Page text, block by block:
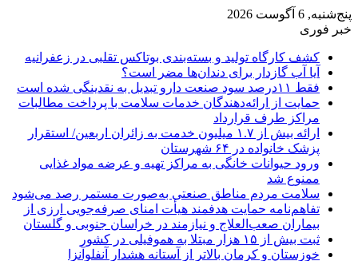
پنج‌شنبه, 6 آگوست 2026
خبر فوری
کشف کارگاه تولید و بسته‌بندی بوتاکس تقلبی در زعفرانیه
آیا آب گازدار برای دندان‌ها مضر است؟
فقط ۱۱‌درصد سود صنعت دارو تبدیل به نقدینگی شده است
حمایت از ارائه‌دهندگان خدمات سلامت با پرداخت مطالبات
مراکز طرف قرارداد
ارائه بیش از ۱.۷ میلیون خدمت به زائران اربعین/ استقرار
پزشک خانواده در ۶۴ شهرستان
ورود حیوانات خانگی به مراکز تهیه و عرضه مواد غذایی
ممنوع شد
سلامت مردم مناطق صنعتی به‌صورت مستمر رصد می‌شود
تفاهم‌نامه حمایت هدفمند هیأت امنای صرفه‌جویی ارزی از
بیماران صعب‌العلاج و نیازمند در خراسان جنوبی و گلستان
ثبت بیش از ۱۵ هزار مبتلا به هموفیلی در کشور
خوزستان و کرمان بالاتر از آستانه هشدار آنفلوآنزا